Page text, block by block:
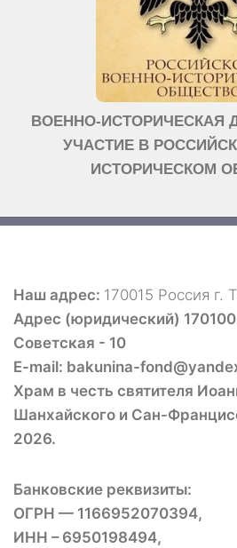
ВОЕННО-ИСТОРИЧЕСКАЯ
УЧАСТИЕ В
ИСТОРИЧЕСКОМ
Наш адрес: 170015 Россия г.
Адрес (юридический) 170100
Советская - 10
E-mail: bakunina-
Храм в честь святителя
Шанхайского и Сан-
2026.
Банковские реквизиты:
ОГРН — 1166952070394,
ИНН – 6950198494,